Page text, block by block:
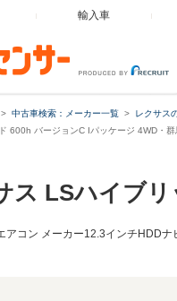
輸入車
バージョンC Iパッケージ 4WD 後期
中古車検索：メーカー一覧 レクサス
600h バージョンC Iパッケージ 4WD・
ス LSハイブリ
アコン メーカー12.3インチHDDナ